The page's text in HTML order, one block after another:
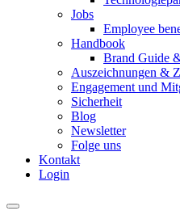
Jobs
Employee
Handbook
Brand Guide
Auszeichnungen &
Engagement und
Sicherheit
Blog
Newsletter
Folge uns
Kontakt
Login